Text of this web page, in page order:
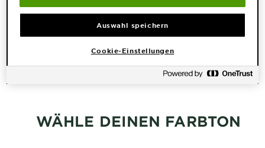
Angereichert mit
Wildrosenöl für extra lange
SLIDE 1
SLIDE 2
WÄHLE DEINEN FARBTON
Auswahl speichern
Cookie-Einstellungen